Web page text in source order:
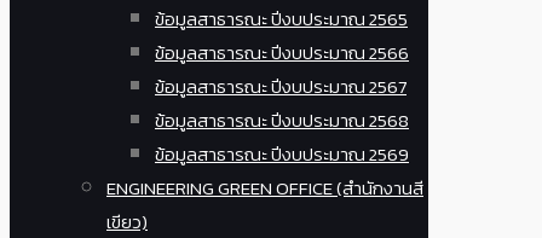
ข้อมูลสาธารณะ ปีงบประมาณ 2565
ข้อมูลสาธารณะ ปีงบประมาณ 2566
ข้อมูลสาธารณะ ปีงบประมาณ 2567
ข้อมูลสาธารณะ ปีงบประมาณ 2568
ข้อมูลสาธารณะ ปีงบประมาณ 2569
ENGINEERING GREEN OFFICE (สำนักงานสี
เขียว)